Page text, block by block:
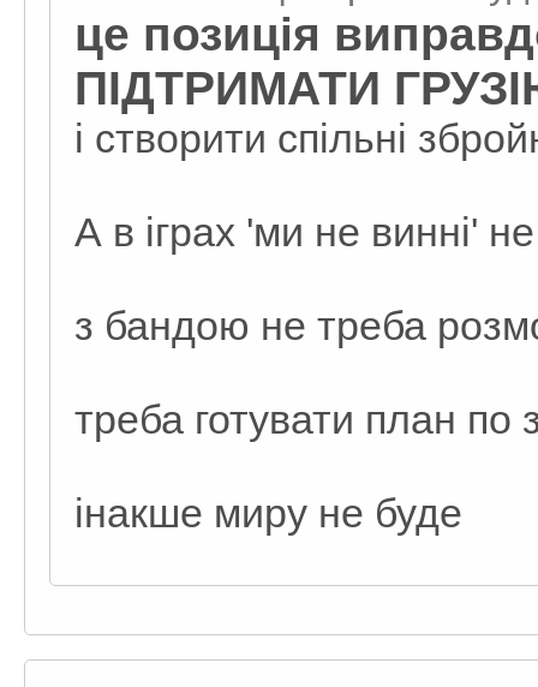
це позиція
ПІДТРИМАТИ
і створити спільні
А в іграх 'ми не винні'
з бандою не треба
треба готувати план
інакше миру не буде